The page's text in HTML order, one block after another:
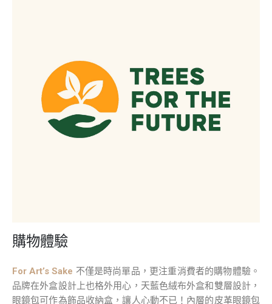
購物體驗
For Art’s Sake 不僅是時尚單品，更注重消費者的購物體驗。
品牌在外盒設計上也格外用心，天藍色絨布外盒和雙層設計，
眼鏡包可作為飾品收納盒，讓人心動不已！內層的皮革眼鏡包